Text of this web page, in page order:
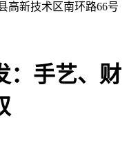
高新技术区南环路66号
：手艺、财